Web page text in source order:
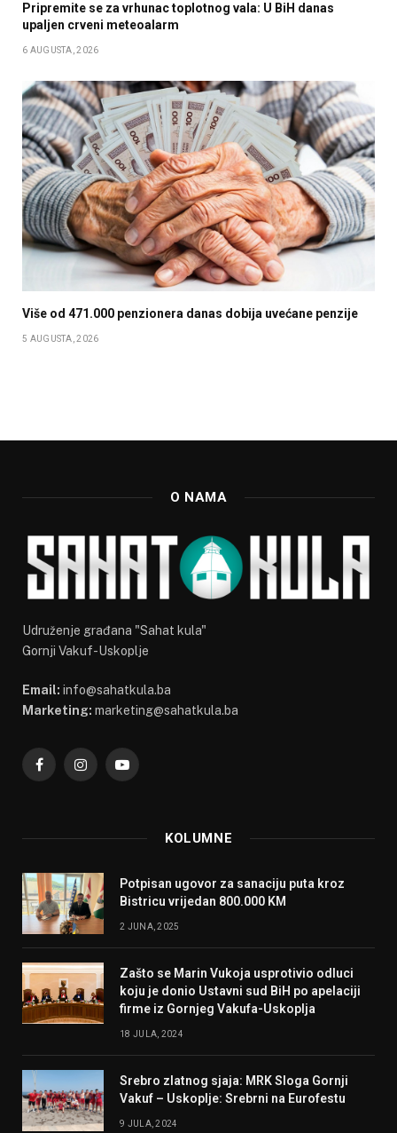
Pripremite se za vrhunac toplotnog vala: U BiH danas
upaljen crveni meteoalarm
6 AUGUSTA, 2026
Više od 471.000 penzionera danas dobija uvećane penzije
5 AUGUSTA, 2026
O NAMA
Udruženje građana "Sahat kula"
Gornji Vakuf-Uskoplje
Email: info@sahatkula.ba
Marketing: marketing@sahatkula.ba
FacebookInstagramYouTube
KOLUMNE
Potpisan ugovor za sanaciju puta kroz
Bistricu vrijedan 800.000 KM
2 JUNA, 2025
Zašto se Marin Vukoja usprotivio odluci
koju je donio Ustavni sud BiH po apelaciji
firme iz Gornjeg Vakufa-Uskoplja
18 JULA, 2024
Srebro zlatnog sjaja: MRK Sloga Gornji
Vakuf – Uskoplje: Srebrni na Eurofestu
9 JULA, 2024